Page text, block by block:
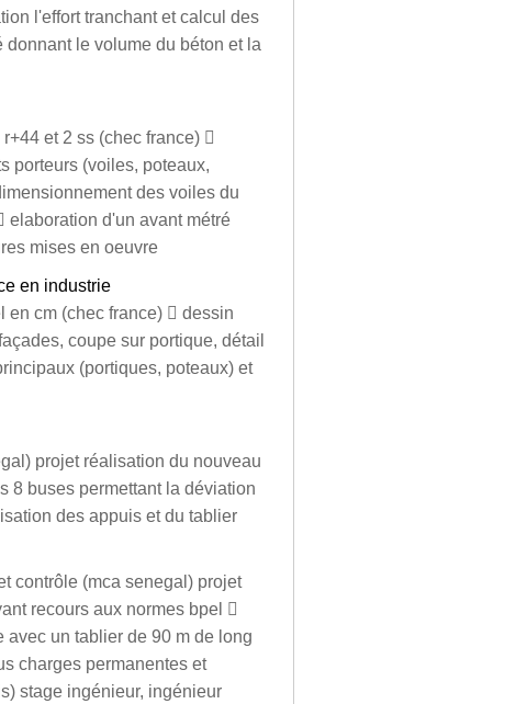
l'effort tranchant et calcul des
le volume du béton et la
et 2 ss (chec france) 
porteurs (voiles, poteaux,
des voiles du
elaboration d'un avant métré
mises en oeuvre
en industrie
en cm (chec france)  dessin
coupe sur portique, détail
(portiques, poteaux) et
projet réalisation du nouveau
8 buses permettant la déviation
des appuis et du tablier
contrôle (mca senegal) projet
recours aux normes bpel 
un tablier de 90 m de long
charges permanentes et
stage ingénieur, ingénieur